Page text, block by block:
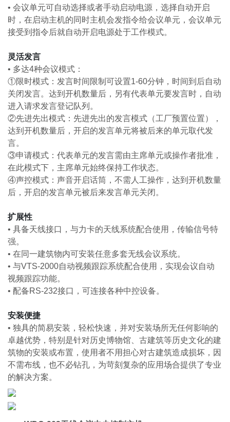
• 会议单元可自动选择或者手动启动电源，选择自动开启
时，在启动主机的同时主机会发指令给会议单元，会议单元
接受到指令后就自动开启电源处于工作模式。
灵活发言
• 多达4种会议模式：
①限时模式：发言时间限制可设置1-60分钟，时间到后自动
关闭发言。达到开机数量后，另有代表单元要发言时，自动
进入请求发言登记队列。
②先进先出模式：先进先出的发言模式（工厂预置位置），
达到开机数量后，开启的发言单元将被后来的单元取代发
言。
③申请模式：代表单元的发言需由主席单元或操作者批准，
在此模式下，主席单元始终保持工作状态。
④声控模式：声音开启话筒，不需人工操作，达到开机数量
后，开启的发言单元被后来发言单元关闭。
扩展性
• 具备天线接口，与力卡的天线系统配合使用，传输信号特
强。
• 在同一建筑物内可安装任意多套无线会议系统。
• 与VTS-2000自动视频跟踪系统配合使用，实现会议自动
视频跟踪功能。
• 配备RS-232接口，可连接各种中控设备。
安装便捷
• 独具的简易安装，轻松快速，并对安装场所无任何影响的
卓越优势，特别是针对历史博物馆、古建筑等历史文化的建
筑物的安装或布置，使用者不用担心对古建筑造成损坏，因
不需布线，也不必钻孔，为苛刻复杂的应用场合提供了专业
的解决方案。